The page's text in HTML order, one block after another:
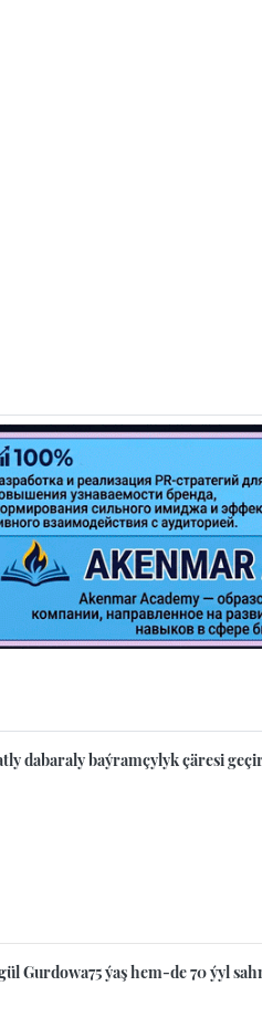
dabaraly baýramçylyk çäresi
Gurdowa75 ýaş hem-de 70 ýyl